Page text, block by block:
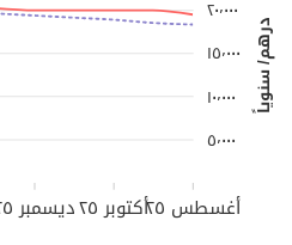
أغسطس ٢٥ أكتوبر ٢٥ ديسمبر ٢٥
درهم/ سنوياً
٥٬٠٠٠
١٠٬٠٠٠
١٥٬٠٠٠
٢٠٬٠٠٠